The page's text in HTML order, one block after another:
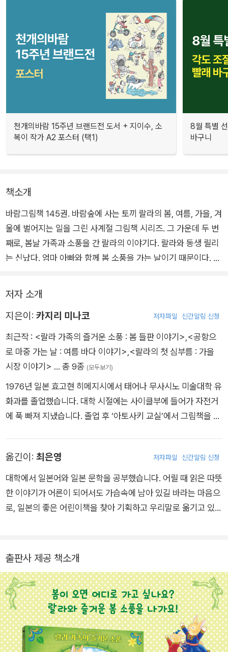
천개의바람 15주년 브랜드전 도서 + 지이수, 소
복이 작가 A2 포스터 (택1)
8월 특별
바구니
책소개
바람그림책 145권. 바람숲에 사는 토끼 랄라의 봄, 여름, 가을, 겨
울에 벌어지는 일을 그린 사계절 그림책 시리즈. 그 가운데 두 번
째로, 봄날 가족과 소풍을 간 랄라의 이야기다. 랄라와 동생 릴리
는 신났다. 엄마 아빠와 함께 봄 소풍을 가는 날이기 때문이다. 랄
곧 집을 나선다. 랄라네 가족은 반짝이는 연못을 지나고, 꽃밭에
선 꽃 머리띠를 하며 즐겁게 논다. 그리고 모두 둘러앉아 아침에
만든 도시락을 먹었다.
배가 부른 아빠와 엄마는 좀 쉬자고 했지만 랄라와 동생 릴리는
기운이 넘쳤다. 둘이서 모험을 하고 오겠다 한다. 노래를 부르며
곳을 다니는데, 어? 랄라가 깜짝 놀난다. 여태 뒤따르던 동생 릴
리가 사라졌기 때문이다. 릴리? 릴리! 아무리 외쳐도 대답이 없
다. 릴리는 어디로 갔을까? 랄라는 동생을 찾을 수 있을까?
저자 소개
지은이: 카지리 미나코 저자파일 신간알림 신청
최근작 : <랄라 가족의 즐거운 소풍 : 봄 들판 이야기>,<공항으
로 마중 가는 날 : 여름 바다 이야기>,<랄라의 첫 심부름 : 가을
시장 이야기> … 총 9종 (모두보기)
1976년 일본 효고현 히메지시에서 태어나 무사시노 미술대학 유
화과를 졸업했습니다. 대학 시절에는 사이클부에 들어가 자전거
에 푹 빠져 지냈습니다. 졸업 후 ‘아토사키 교실’에서 그림책을 공
등이 있습니다.
옮긴이: 최은영 저자파일 신간알림 신청
대학에서 일본어와 일본 문학을 공부했습니다. 어릴 때 읽은 따뜻
한 이야기가 어른이 되어서도 가슴속에 남아 있길 바라는 마음으
로, 일본의 좋은 어린이책을 찾아 기획하고 우리말로 옮기고 있습
출판사 제공 책소개